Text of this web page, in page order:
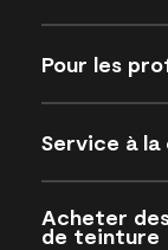
Pour les
Service à
Acheter
de teinture